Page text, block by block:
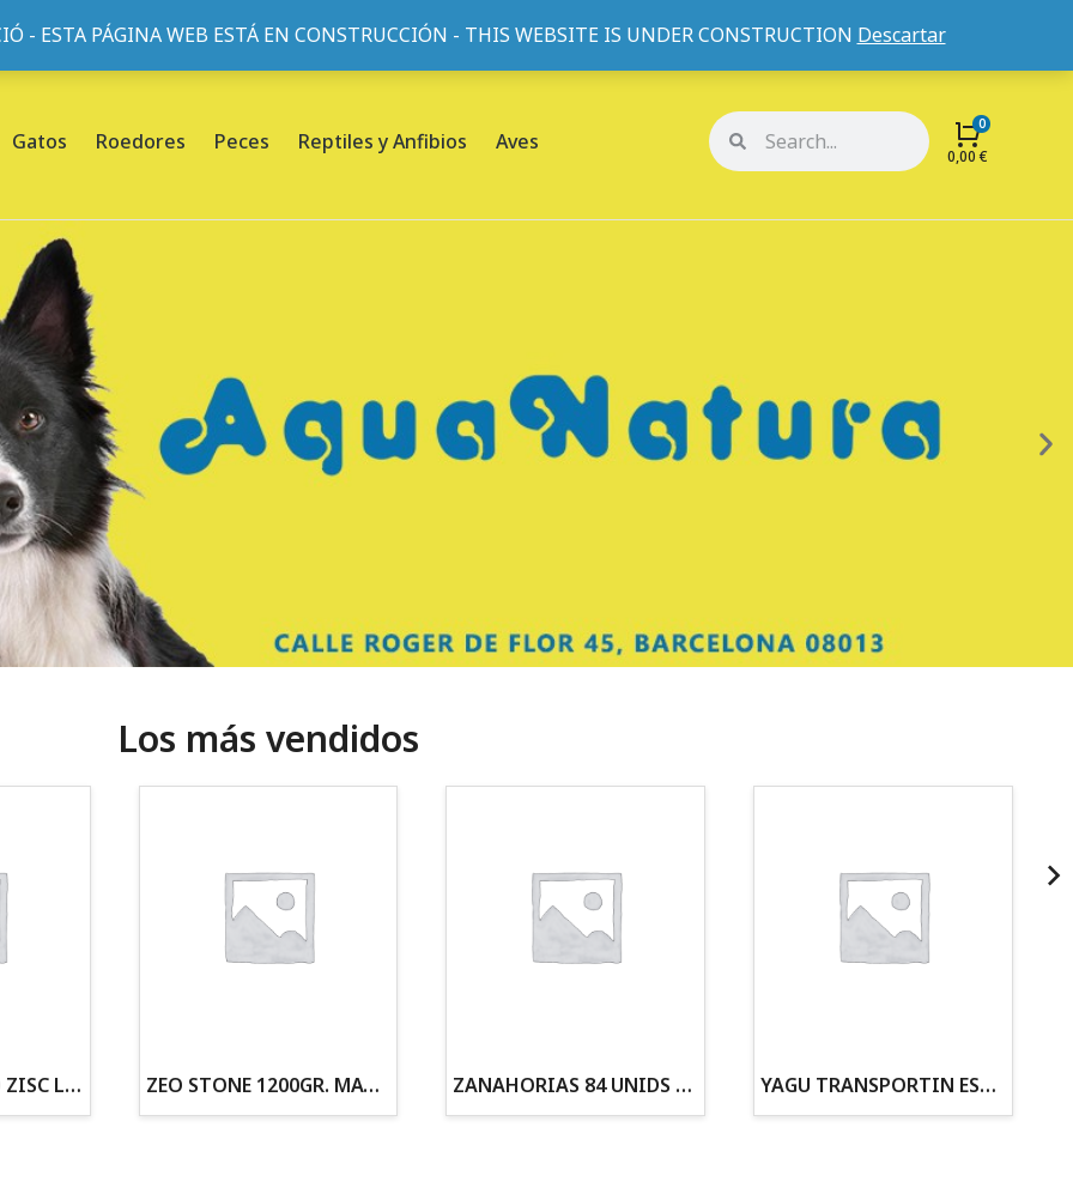
- ESTA PÁGINA WEB ESTÁ EN CONSTRUCCIÓN - THIS WEBSITE IS UNDER CONSTRUCTION Descartar
45, L'Eixample, 08013 Barcelona |Sobre nosotros Mi cuenta Mis pedidos
Gatos Roedores Peces Reptiles y Anfibios Aves
0,00€
Los más vendidos
ZOGOFLEX DISCO ZISC L (21.6CM) FLUORESCENTE ZEO STONE 1200GR. MATERIAL FILTRANTE ZANAHORIAS 84 UNIDS EN DISPLAY YAGU TRANSPORTIN ESPUMA CAMUFLAJE Nº1 36x30x28